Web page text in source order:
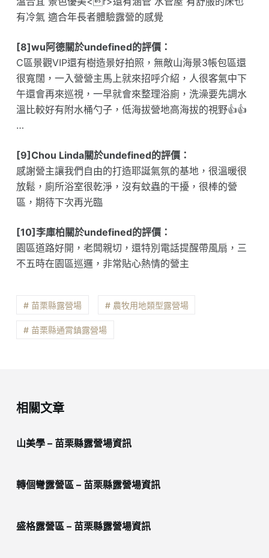
有冷氣 適合年長者體驗露營的感覺
[8]wu阿德關於undefined的評價：
C區景觀VIP還有樹造景好拍照，無敵山海景3帳包區還
很寬闊，一入營營主馬上就來招呼介紹，人很客氣中下
午還會再來巡視，一早就會來整理浴廁，洗澡要先調水
溫比較好有附水桶勺子，低海拔營地高海拔的視野👍👍
…
[9]Chou Linda關於undefined的評價：
感謝營主讓我們自由的打造耶誕氣氛的基地，很溫暖很
放鬆，廁所浴室很乾淨，沒有蚊蟲的干擾，很棒的營
區，期待下次再光臨
[10]李庫柏關於undefined的評價：
園區道路好開，老闆親切，還特別電話提醒帶風扇，三
不五時在園區巡邏，非常貼心熱情的營主
# 苗栗縣露營場 # 農牧用地類型露營場
# 苗栗縣通霄鎮露營場
相關文章
山美學 – 苗栗縣露營場資訊
轉個彎露營區 – 苗栗縣露營場資訊
盛格露營區 – 苗栗縣露營場資訊